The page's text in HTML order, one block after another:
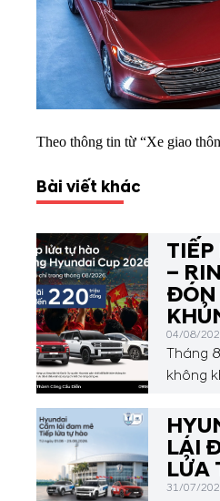
Theo thông tin từ “Xe giao
Bài viết khác
–
ĐÓN
04/08/
Tháng
không
Diễn
trình ưu
cho
LÁI
LỬA
31/07/